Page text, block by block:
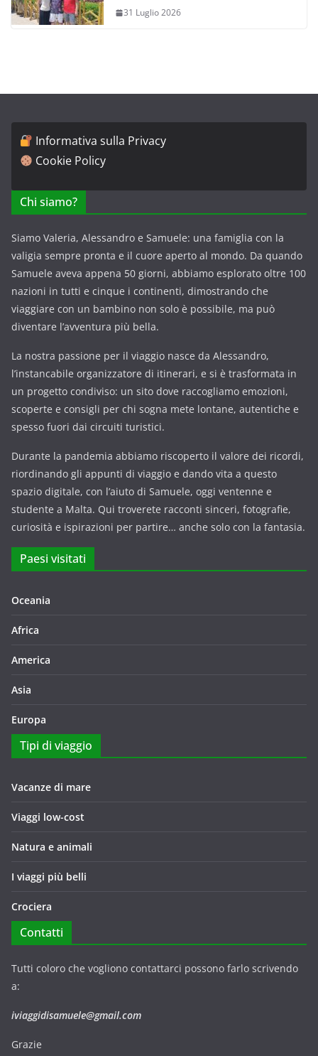
31 Luglio 2026
Informativa sulla Privacy
Cookie Policy
Chi siamo?
Siamo Valeria, Alessandro e Samuele: una famiglia con la
valigia sempre pronta e il cuore aperto al mondo. Da quando
Samuele aveva appena 50 giorni, abbiamo esplorato oltre 100
nazioni in tutti e cinque i continenti, dimostrando che
viaggiare con un bambino non solo è possibile, ma può
diventare l’avventura più bella.
La nostra passione per il viaggio nasce da Alessandro,
l’instancabile organizzatore di itinerari, e si è trasformata in
un progetto condiviso: un sito dove raccogliamo emozioni,
scoperte e consigli per chi sogna mete lontane, autentiche e
spesso fuori dai circuiti turistici.
Durante la pandemia abbiamo riscoperto il valore dei ricordi,
riordinando gli appunti di viaggio e dando vita a questo
spazio digitale, con l’aiuto di Samuele, oggi ventenne e
studente a Malta. Qui troverete racconti sinceri, fotografie,
curiosità e ispirazioni per partire… anche solo con la fantasia.
Paesi visitati
Oceania
Africa
America
Asia
Europa
Tipi di viaggio
Vacanze di mare
Viaggi low-cost
Natura e animali
I viaggi più belli
Crociera
Contatti
Tutti coloro che vogliono contattarci possono farlo scrivendo
a:
iviaggidisamuele@gmail.com
Grazie